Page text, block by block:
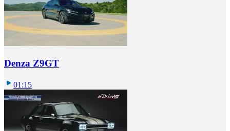
Denza Z9GT
01:15